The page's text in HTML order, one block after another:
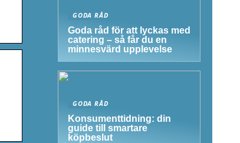
GODA RÅD
Goda råd för att lyckas med
catering – så får du en
minnesvärd upplevelse
GODA RÅD
Konsumenttidning: din
guide till smartare
köpbeslut